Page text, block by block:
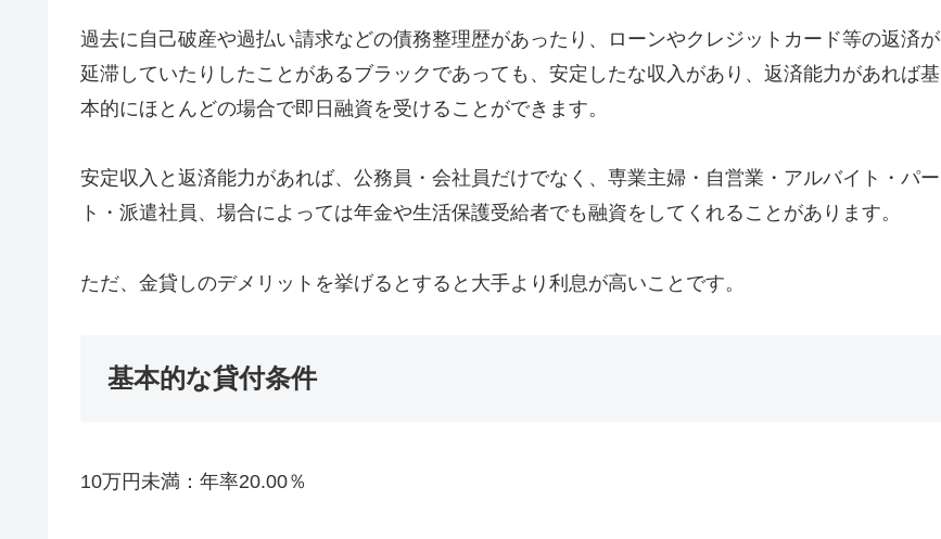
過去に自己破産や過払い請求などの債務整理歴があったり、ローンやクレジットカード等の返済が
延滞していたりしたことがあるブラックであっても、安定したな収入があり、返済能力があれば基
本的にほとんどの場合で即日融資を受けることができます。
安定収入と返済能力があれば、公務員・会社員だけでなく、専業主婦・自営業・アルバイト・パー
ト・派遣社員、場合によっては年金や生活保護受給者でも融資をしてくれることがあります。
ただ、金貸しのデメリットを挙げるとすると大手より利息が高いことです。
基本的な貸付条件
10万円未満：年率20.00％